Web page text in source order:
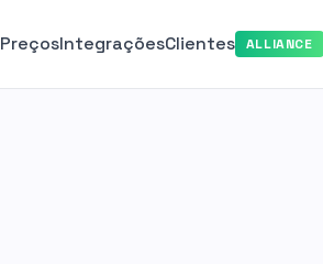
PreçosIntegraçõesClientes ALLIANCE